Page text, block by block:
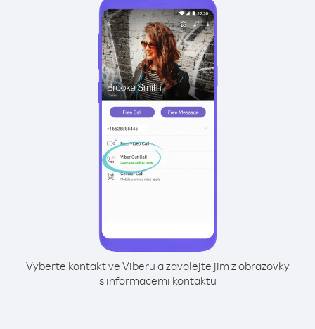
Vyberte kontakt ve Viberu a zavolejte jim z obrazovky
s informacemi kontaktu